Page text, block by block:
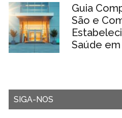
Guia
São e
Saúde
SIGA-NOS